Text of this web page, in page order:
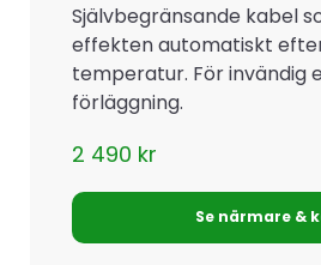
Självbegränsande kabel
effekten automatiskt
temperatur. För invändig
förläggning.
2 490 kr
Se närmare &